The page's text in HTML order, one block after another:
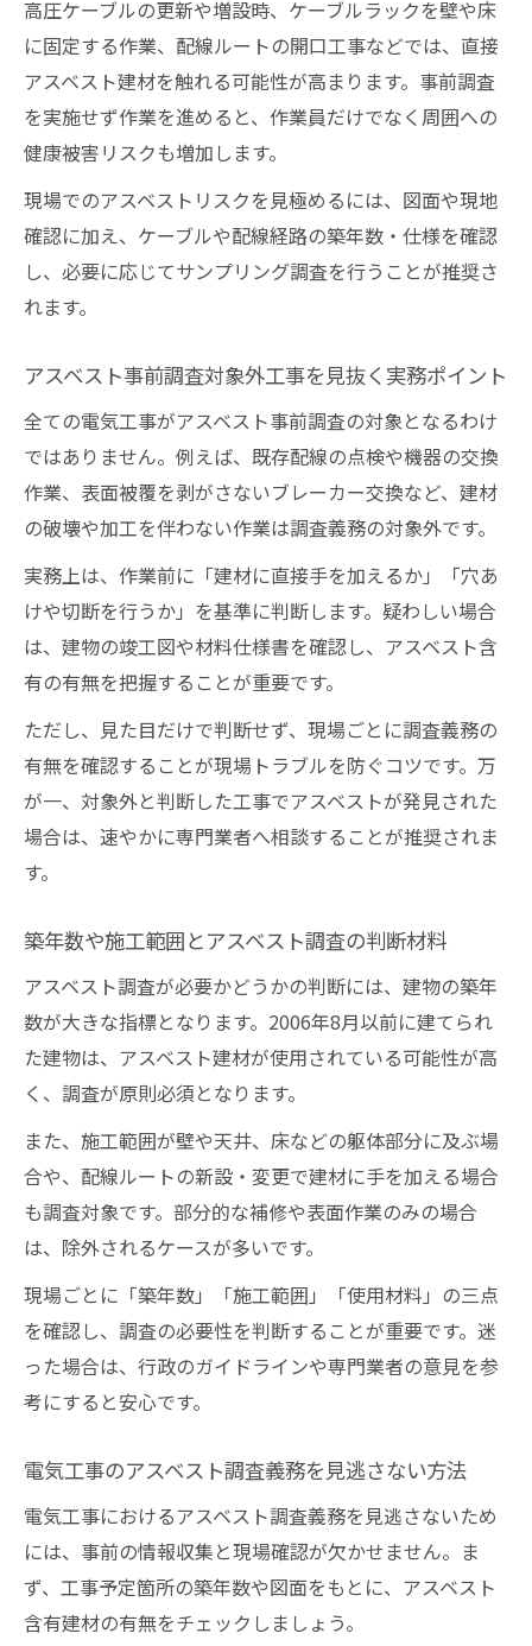
高圧ケーブルの更新や増設時、ケーブルラックを壁や床
に固定する作業、配線ルートの開口工事などでは、直接
アスベスト建材を触れる可能性が高まります。事前調査
を実施せず作業を進めると、作業員だけでなく周囲への
健康被害リスクも増加します。
現場でのアスベストリスクを見極めるには、図面や現地
確認に加え、ケーブルや配線経路の築年数・仕様を確認
し、必要に応じてサンプリング調査を行うことが推奨さ
れます。
アスベスト事前調査対象外工事を見抜く実務ポイント
全ての電気工事がアスベスト事前調査の対象となるわけ
ではありません。例えば、既存配線の点検や機器の交換
作業、表面被覆を剥がさないブレーカー交換など、建材
の破壊や加工を伴わない作業は調査義務の対象外です。
実務上は、作業前に「建材に直接手を加えるか」「穴あ
けや切断を行うか」を基準に判断します。疑わしい場合
は、建物の竣工図や材料仕様書を確認し、アスベスト含
有の有無を把握することが重要です。
ただし、見た目だけで判断せず、現場ごとに調査義務の
有無を確認することが現場トラブルを防ぐコツです。万
が一、対象外と判断した工事でアスベストが発見された
場合は、速やかに専門業者へ相談することが推奨されま
す。
築年数や施工範囲とアスベスト調査の判断材料
アスベスト調査が必要かどうかの判断には、建物の築年
数が大きな指標となります。2006年8月以前に建てられ
た建物は、アスベスト建材が使用されている可能性が高
く、調査が原則必須となります。
また、施工範囲が壁や天井、床などの躯体部分に及ぶ場
合や、配線ルートの新設・変更で建材に手を加える場合
も調査対象です。部分的な補修や表面作業のみの場合
は、除外されるケースが多いです。
現場ごとに「築年数」「施工範囲」「使用材料」の三点
を確認し、調査の必要性を判断することが重要です。迷
った場合は、行政のガイドラインや専門業者の意見を参
考にすると安心です。
電気工事のアスベスト調査義務を見逃さない方法
電気工事におけるアスベスト調査義務を見逃さないため
には、事前の情報収集と現場確認が欠かせません。ま
ず、工事予定箇所の築年数や図面をもとに、アスベスト
含有建材の有無をチェックしましょう。